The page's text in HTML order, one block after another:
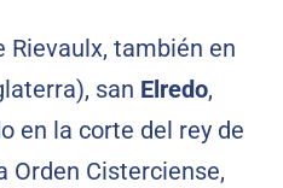
Rievaulx, también en
san Elredo,
en la corte del rey de
Orden Cisterciense,